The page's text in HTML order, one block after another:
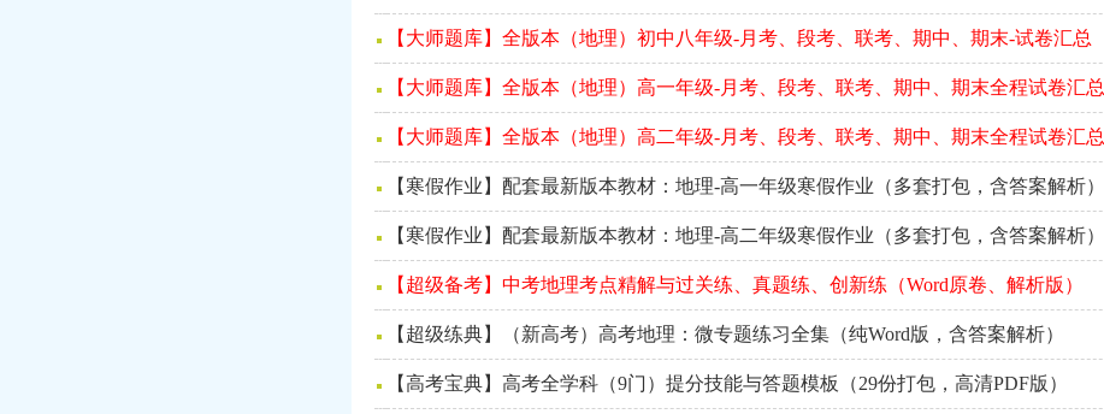
【大师题库】全版本（地理）初中八年级-月考、段考、联考、期中、期末-试卷汇总
【大师题库】全版本（地理）高一年级-月考、段考、联考、期中、期末全程试卷汇总
【大师题库】全版本（地理）高二年级-月考、段考、联考、期中、期末全程试卷汇总
【寒假作业】配套最新版本教材：地理-高一年级寒假作业（多套打包，含答案解析）
【寒假作业】配套最新版本教材：地理-高二年级寒假作业（多套打包，含答案解析）
【超级备考】中考地理考点精解与过关练、真题练、创新练（Word原卷、解析版）
【超级练典】（新高考）高考地理：微专题练习全集（纯Word版，含答案解析）
【高考宝典】高考全学科（9门）提分技能与答题模板（29份打包，高清PDF版）